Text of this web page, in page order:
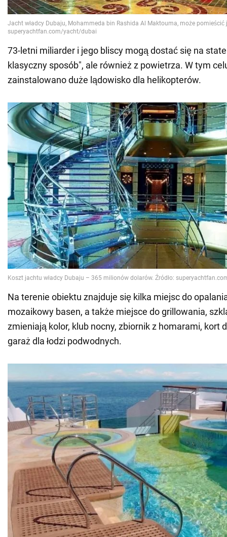
73-letni miliarder i jego bliscy mogą dostać się na
klasyczny sposób", ale również z powietrza. W tym
zainstalowano duże lądowisko dla helikopterów.
Na terenie obiektu znajduje się kilka miejsc do
mozaikowy basen, a także miejsce do grillowania,
zmieniają kolor, klub nocny, zbiornik z homarami, kort
garaż dla łodzi podwodnych.